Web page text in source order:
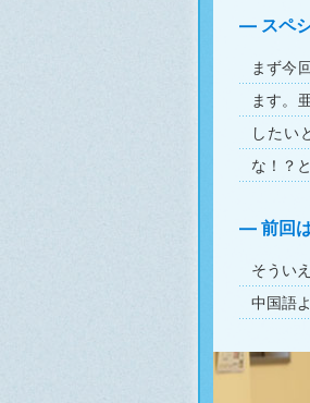
スペ
まず今
ます。
したい
な！？
前回
そうい
中国語